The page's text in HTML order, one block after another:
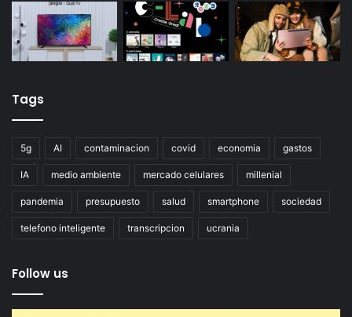
Tags
5g AI contaminacion covid economia gastos
IA medio ambiente mercado celulares millenial
pandemia presupuesto salud smartphone sociedad
telefono inteligente transcripcion ucrania
Follow us